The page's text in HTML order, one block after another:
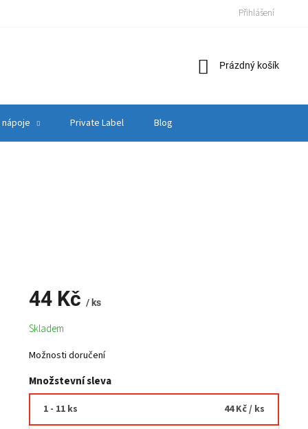
Přihlášení
Nákupní
Prázdný košík
nápoje Private Label Blog
44 Kč / ks
Měrná
cena:
Skladem
Možnosti doručení
Množstevní sleva
1 - 11 ks 44 Kč/ ks